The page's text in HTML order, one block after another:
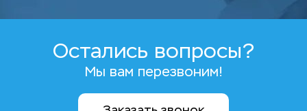
Остались вопросы?
Мы вам перезвоним!